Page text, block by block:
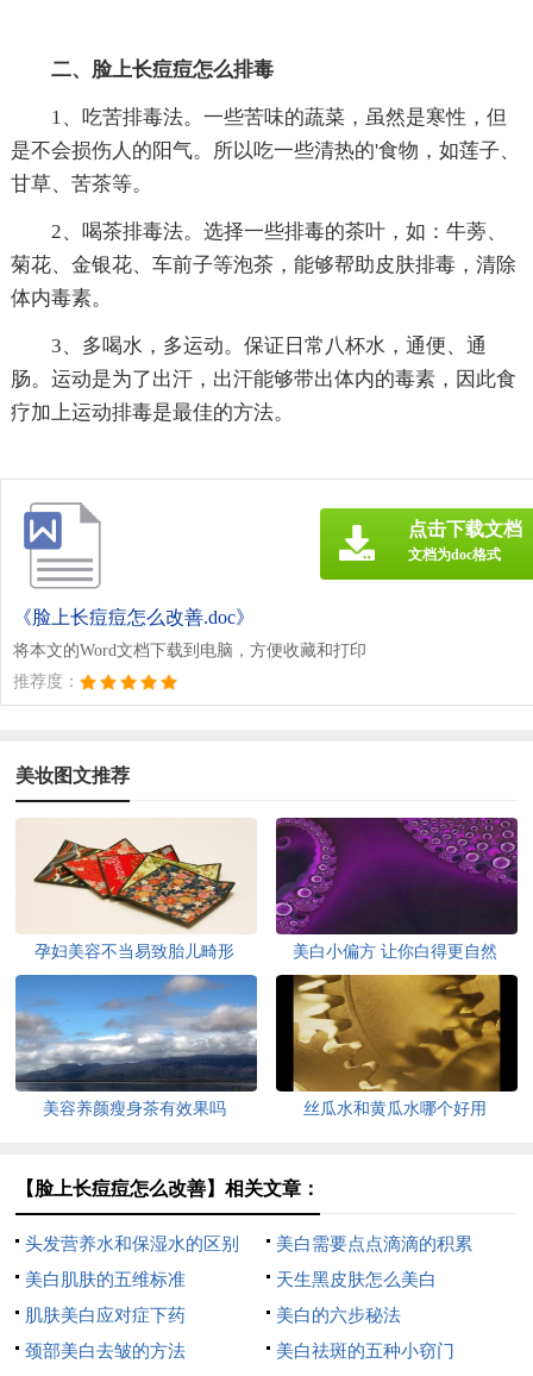
二、脸上长痘痘怎么排毒
1、吃苦排毒法。一些苦味的蔬菜，虽然是寒性，但
是不会损伤人的阳气。所以吃一些清热的'食物，如莲子、
甘草、苦茶等。
2、喝茶排毒法。选择一些排毒的茶叶，如：牛蒡、
菊花、金银花、车前子等泡茶，能够帮助皮肤排毒，清除
体内毒素。
3、多喝水，多运动。保证日常八杯水，通便、通
肠。运动是为了出汗，出汗能够带出体内的毒素，因此食
疗加上运动排毒是最佳的方法。
《脸上长痘痘怎么改善.doc》
将本文的Word文档下载到电脑，方便收藏和打印
推荐度：
点击下载文档
文档为doc格式
美妆图文推荐
孕妇美容不当易致胎儿畸形 美白小偏方 让你白得更自然
美容养颜瘦身茶有效果吗 丝瓜水和黄瓜水哪个好用
【脸上长痘痘怎么改善】相关文章：
头发营养水和保湿水的区别
美白需要点点滴滴的积累
美白肌肤的五维标准
天生黑皮肤怎么美白
肌肤美白应对症下药
美白的六步秘法
颈部美白去皱的方法
美白祛斑的五种小窃门